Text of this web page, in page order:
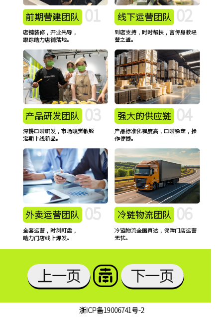
前期营建团队 01
店铺装修，开业先导，
跟踪助力店铺落地。
线下运营团队 02
到店支持，时时帮扶，言传身教经
营之道。
产品研发团队 03
深耕口味研发，市场嗅觉敏锐
定期上线新品。
强大的供应链 04
产品标准化程度高，口味稳定，操
作便捷。
外卖运营团队 05
全套运营，时刻盯盘，
助力门店线上爆发。
冷链物流团队 06
冷链物流全国直达，保障门店运营
无忧。
上一页 下一页
浙ICP备19006741号-2